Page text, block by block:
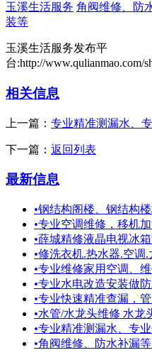
玉溪生活服务 角阀维修、防
装等
玉溪生活服务发布平
台:http://www.qulianmao.com/
相关信息
上一篇： 专业精准测漏水、
下一篇： 返回列表
最新信息
•钢结构阁楼、钢结构
•专业空调维修，移机
•薛城精修液晶电视冰
•修洗衣机.热水器.空调.
•专业维修家用空调、维
•专业水电改造安装做
•专业快速精准查漏，
•水管/水龙头维修 水龙
•专业精准测漏水、专
•角阀维修、防水补漏